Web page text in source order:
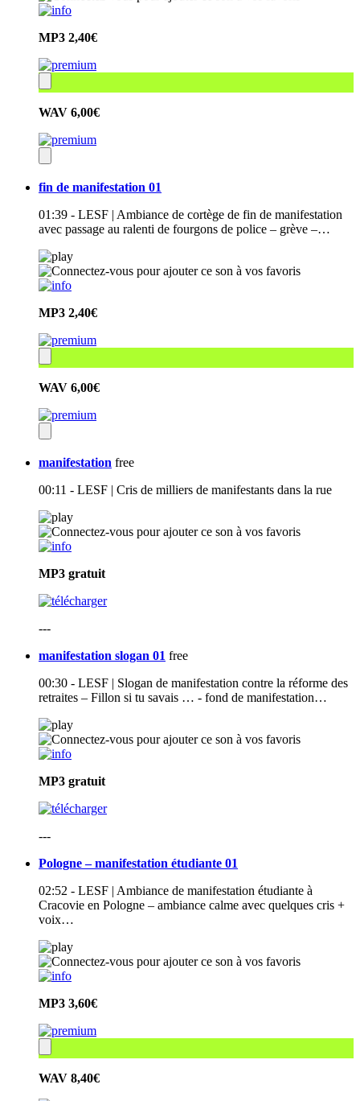
MP3 2,40€
WAV 6,00€
fin de manifestation 01
01:39 - LESF | Ambiance de cortège de fin de manifestation
avec passage au ralenti de fourgons de police – grève –…
MP3 2,40€
WAV 6,00€
manifestation free
00:11 - LESF | Cris de milliers de manifestants dans la rue
MP3 gratuit
---
manifestation slogan 01 free
00:30 - LESF | Slogan de manifestation contre la réforme des
retraites – Fillon si tu savais … - fond de manifestation…
MP3 gratuit
---
Pologne – manifestation étudiante 01
02:52 - LESF | Ambiance de manifestation étudiante à
Cracovie en Pologne – ambiance calme avec quelques cris +
voix…
MP3 3,60€
WAV 8,40€